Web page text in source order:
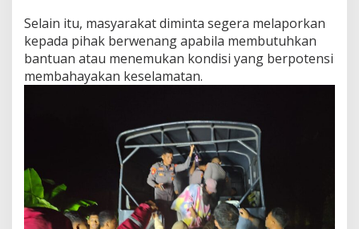
Selain itu, masyarakat diminta segera melaporkan
kepada pihak berwenang apabila membutuhkan
bantuan atau menemukan kondisi yang berpotensi
membahayakan keselamatan.